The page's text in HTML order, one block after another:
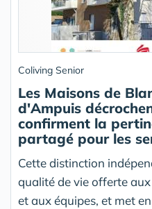
Coliving Senior
Les Maisons de
d'Ampuis
confirment la
partagé pour les
Cette distinction
qualité de vie offerte
et aux équipes, et met